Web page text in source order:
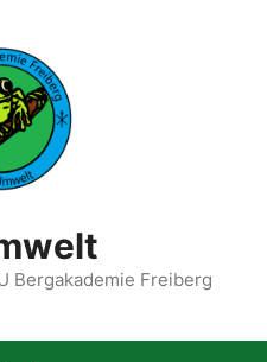
Bergakademie Freiberg